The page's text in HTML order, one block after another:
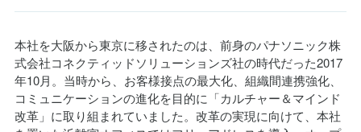
式会社コネクティッドソリューションズ社の時代だった2017
年10月。当時から、お客様接点の最大化、組織間連携強化、
コミュニケーションの進化を目的に「カルチャー＆マインド
改革」に取り組まれていました。改革の実現に向けて、本社
を置いた浜離宮オフィスではフリーアドレスを導入。オープ